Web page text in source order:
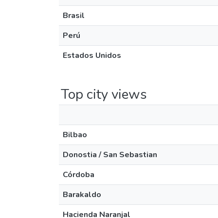
Brasil
Perú
Estados Unidos
Top city views
Bilbao
Donostia / San Sebastian
Córdoba
Barakaldo
Hacienda Naranjal